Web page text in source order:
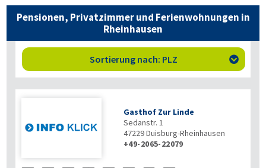
Pensionen, Privatzimmer und Ferienwohnungen in
Rheinhausen
Sortierung nach: PLZ 
Gasthof Zur Linde
Sedanstr. 1
47229Duisburg-Rheinhausen
+49-2065-22079